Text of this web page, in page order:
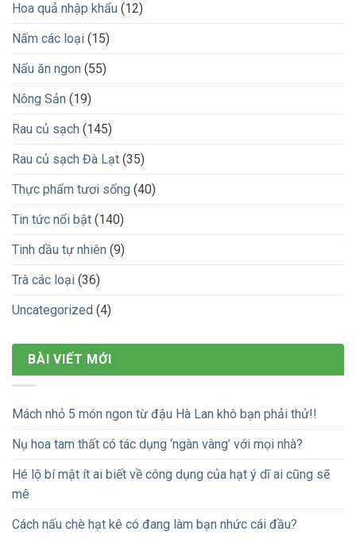
Hoa quả nhập khẩu (12)
Nấm các loại (15)
Nấu ăn ngon (55)
Nông Sản (19)
Rau củ sạch (145)
Rau củ sạch Đà Lạt (35)
Thực phẩm tươi sống (40)
Tin tức nổi bật (140)
Tinh dầu tự nhiên (9)
Trà các loại (36)
Uncategorized (4)
BÀI VIẾT MỚI
Mách nhỏ 5 món ngon từ đậu Hà Lan khô bạn phải thử!!
Nụ hoa tam thất có tác dụng ‘ngàn vàng’ với mọi nhà?
Hé lộ bí mật ít ai biết về công dụng của hạt ý dĩ ai cũng sẽ
mê
Cách nấu chè hạt kê có đang làm bạn nhức cái đầu?